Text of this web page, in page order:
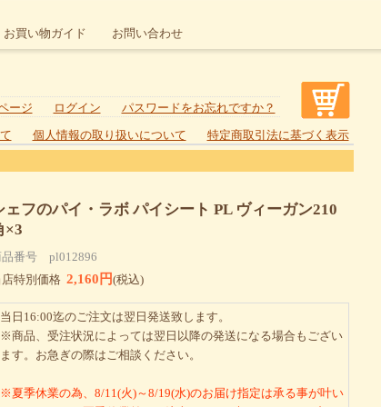
お買い物ガイド お問い合わせ
ージ
ログイン パスワードをお忘れですか？
個人情報の取り扱いについて 特定商取引法に基づく表示
ェフのパイ・ラボ パイシート PL ヴィーガン210
×3
品番号 pl012896
店特別価格 2,160円(税込)
当日16:00迄のご注文は翌日発送致します。
※商品、受注状況によっては翌日以降の発送になる場合もござい
ます。お急ぎの際はご相談ください。
※夏季休業の為、8/11(火)～8/19(水)のお届け指定は承る事が叶い